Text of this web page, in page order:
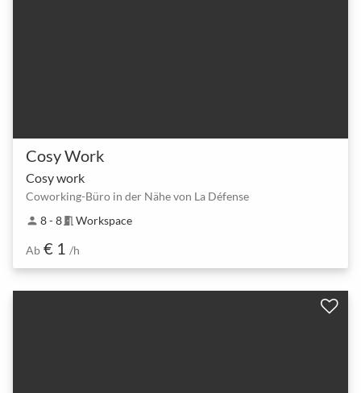
Cosy Work
Cosy work
Coworking-Büro in der Nähe von La Défense
person 8 - 8meeting_room Workspace
Ab € 1 /h